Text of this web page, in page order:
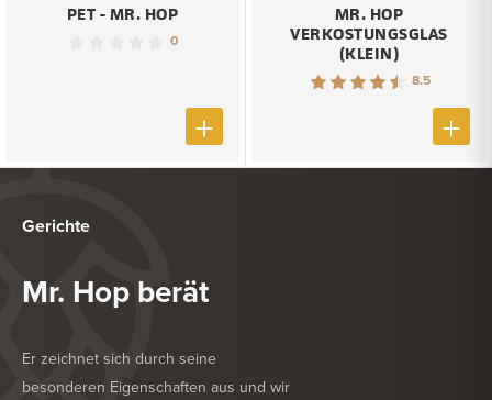
PET - MR. HOP
0
MR. HOP
VERKOSTUNGSGLAS
(KLEIN)
8.5
Gerichte
Mr. Hop berät
Er zeichnet sich durch seine
besonderen Eigenschaften aus und wir